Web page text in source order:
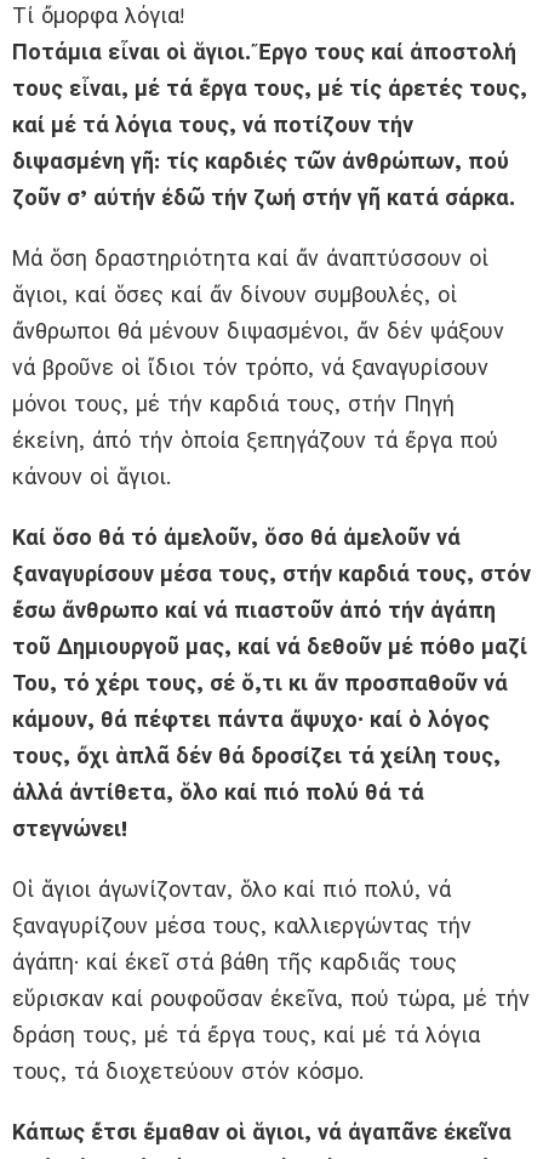
Τί ὄμορφα λόγια!
Ποτάμια εἶναι οἱ ἅγιοι. Ἔργο τους καί ἀποστολή
τους εἶναι, μέ τά ἔργα τους, μέ τίς ἀρετές τους,
καί μέ τά λόγια τους, νά ποτίζουν τήν
διψασμένη γῆ: τίς καρδιές τῶν ἀνθρώπων, πού
ζοῦν σ’ αὐτήν ἐδῶ τήν ζωή στήν γῆ κατά σάρκα.
Μά ὅση δραστηριότητα καί ἄν ἀναπτύσσουν οἱ
ἅγιοι, καί ὅσες καί ἄν δίνουν συμβουλές, οἱ
ἄνθρωποι θά μένουν διψασμένοι, ἄν δέν ψάξουν
νά βροῦνε οἱ ἴδιοι τόν τρόπο, νά ξαναγυρίσουν
μόνοι τους, μέ τήν καρδιά τους, στήν Πηγή
ἐκείνη, ἀπό τήν ὁποία ξεπηγάζουν τά ἔργα πού
κάνουν οἱ ἅγιοι.
Καί ὅσο θά τό ἀμελοῦν, ὅσο θά ἀμελοῦν νά
ξαναγυρίσουν μέσα τους, στήν καρδιά τους, στόν
ἔσω ἄνθρωπο καί νά πιαστοῦν ἀπό τήν ἀγάπη
τοῦ Δημιουργοῦ μας, καί νά δεθοῦν μέ πόθο μαζί
Του, τό χέρι τους, σέ ὅ,τι κι ἄν προσπαθοῦν νά
κάμουν, θά πέφτει πάντα ἄψυχο· καί ὁ λόγος
τους, ὄχι ἁπλᾶ δέν θά δροσίζει τά χείλη τους,
ἀλλά ἀντίθετα, ὅλο καί πιό πολύ θά τά
στεγνώνει!
Οἱ ἅγιοι ἀγωνίζονταν, ὅλο καί πιό πολύ, νά
ξαναγυρίζουν μέσα τους, καλλιεργώντας τήν
ἀγάπη· καί ἐκεῖ στά βάθη τῆς καρδιᾶς τους
εὕρισκαν καί ρουφοῦσαν ἐκεῖνα, πού τώρα, μέ τήν
δράση τους, μέ τά ἔργα τους, καί μέ τά λόγια
τους, τά διοχετεύουν στόν κόσμο.
Κάπως ἔτσι ἔμαθαν οἱ ἅγιοι, νά ἀγαπᾶνε ἐκεῖνα